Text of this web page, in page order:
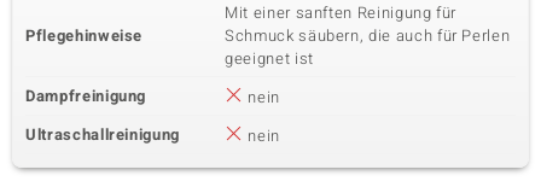
Pflegehinweise
Mit einer sanften Reinigung für
Schmuck säubern, die auch für Perlen
geeignet ist
Dampfreinigung
nein
Ultraschallreinigung
nein